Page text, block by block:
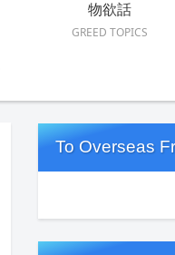
物欲話
GREED TOPICS
To Overseas